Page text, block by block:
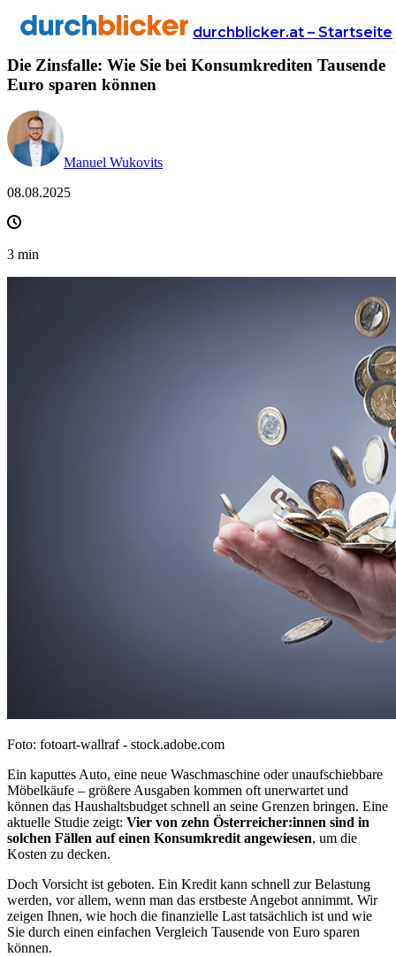
durchblicker.at – Startseite
News Finanzen ratenkredit
Die Zinsfalle: Wie Sie bei Konsumkrediten Tausende
Euro sparen können
Manuel Wukovits
08.08.2025
3 min
Foto: fotoart-wallraf - stock.adobe.com
Ein kaputtes Auto, eine neue Waschmaschine oder unaufschiebbare
Möbelkäufe – größere Ausgaben kommen oft unerwartet und
können das Haushaltsbudget schnell an seine Grenzen bringen. Eine
aktuelle Studie zeigt: Vier von zehn Österreicher:innen sind in
solchen Fällen auf einen Konsumkredit angewiesen, um die
Kosten zu decken.
Doch Vorsicht ist geboten. Ein Kredit kann schnell zur Belastung
werden, vor allem, wenn man das erstbeste Angebot annimmt. Wir
zeigen Ihnen, wie hoch die finanzielle Last tatsächlich ist und wie
Sie durch einen einfachen Vergleich Tausende von Euro sparen
können.